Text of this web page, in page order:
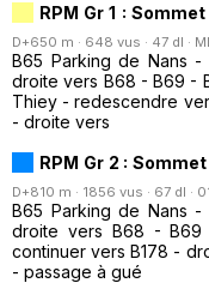
RPM Gr 1 :
D+650 m · 648 vus · 47 dl ·
B65 Parking de Nans
droite vers B68 - B69 -
Thiey - redescendre
- droite vers
RPM Gr 2 :
D+810 m · 1856 vus · 67 dl ·
B65 Parking de Nans
droite vers B68 -
continuer vers B178 -
- passage à gué